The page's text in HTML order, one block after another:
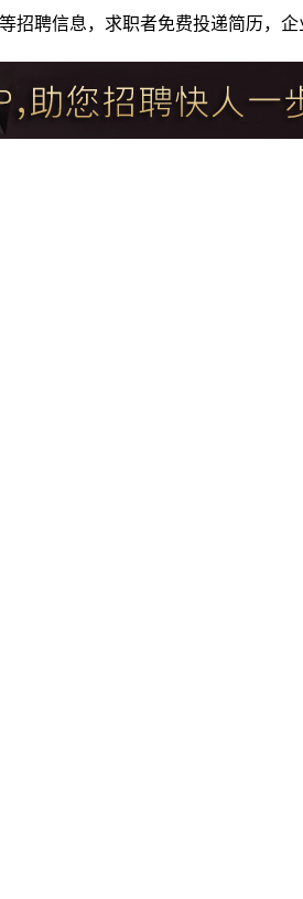
招聘信息，求职者免费投递简历，